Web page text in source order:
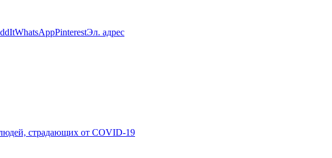
WhatsAppPinterestЭл. адрес
страдающих от COVID-19